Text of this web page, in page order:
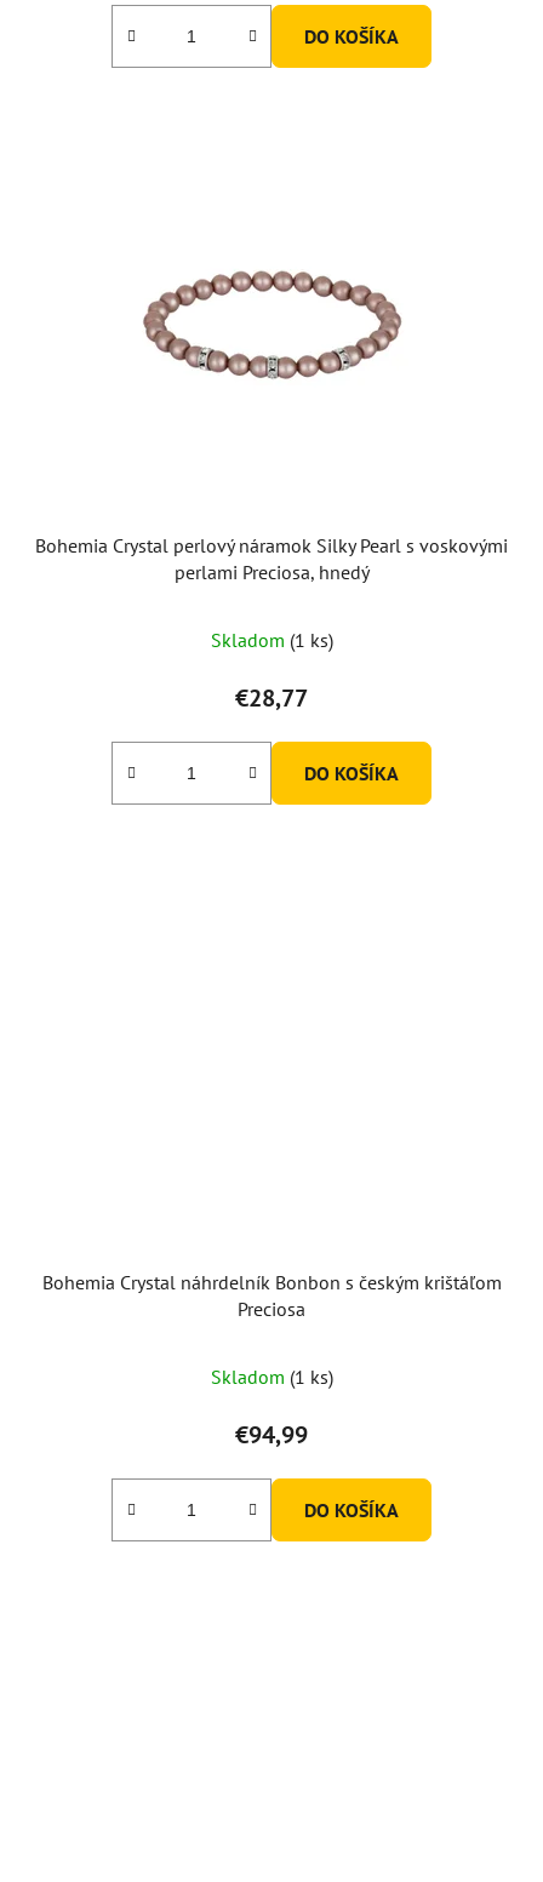
DO KOŠÍKA
Bohemia Crystal perlový náramok Silky Pearl s voskovými
perlami Preciosa, hnedý
Skladom (1 ks)
€28,77
DO KOŠÍKA
Bohemia Crystal náhrdelník Bonbon s českým krištáľom
Preciosa
Skladom (1 ks)
€94,99
DO KOŠÍKA